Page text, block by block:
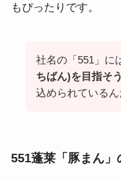
もぴったりです。
社名の「551」に
ちばん)を目指そう
込められているん
551蓬莱「豚まん